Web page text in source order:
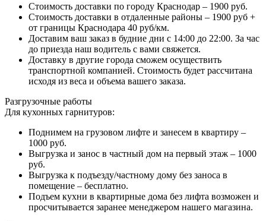
Стоимость доставки по городу Краснодар – 1900 руб.
Стоимость доставки в отдаленные районы – 1900 руб +
от границы Краснодара 40 руб/км.
Доставим ваш заказ в будние дни с 14:00 до 22:00. За час
до приезда наш водитель с вами свяжется.
Доставку в другие города сможем осуществить
транспортной компанией. Стоимость будет рассчитана
исходя из веса и объема вашего заказа.
Разгрузочные работы
Для кухонных гарнитуров:
Поднимем на грузовом лифте и занесем в квартиру –
1000 руб.
Выгрузка и занос в частный дом на первый этаж – 1000
руб.
Выгрузка к подъезду/частному дому без заноса в
помещение – бесплатно.
Подъем кухни в квартирные дома без лифта возможен и
просчитывается заранее менеджером нашего магазина.